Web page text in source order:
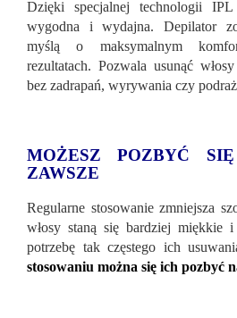
Dzięki specjalnej technologii
wygodna i wydajna. Depilator
myślą o maksymalnym
rezultatach. Pozwala usunąć
bez zadrapań, wyrywania czy
MOŻESZ POZBYĆ
ZAWSZE
Regularne stosowanie zmniejsza
włosy staną się bardziej miękkie i
potrzebę tak częstego ich
stosowaniu można się ich pozbyć